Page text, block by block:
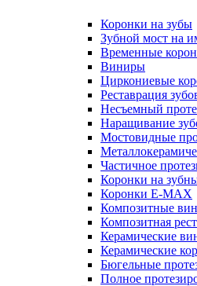
Коронки на зубы
Зубной мост на
Временные
Виниры
Циркониевые
Реставрация
Несъемный
Наращивание
Мостовидные
Частичное
Коронки на
Коронки E-MAX
Композитные
Композитная
Керамические
Керамические
Бюгельные
Полное